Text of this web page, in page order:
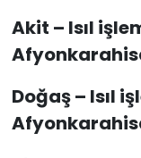
Akit – Isıl
Doğaş – Isıl